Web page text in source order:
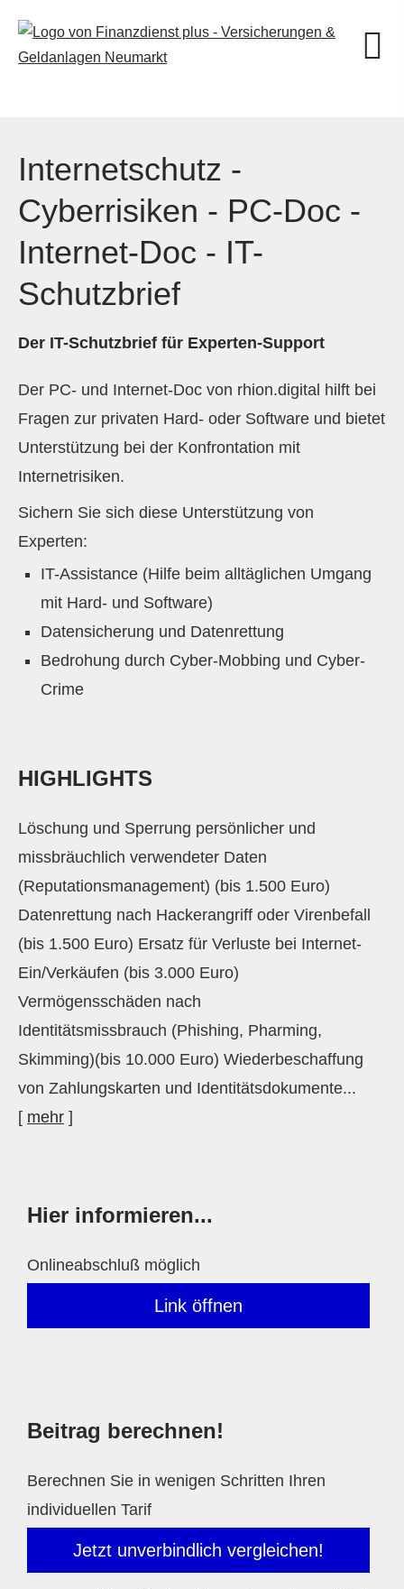
Internetschutz -
Cyberrisiken - PC-Doc -
Internet-Doc - IT-
Schutzbrief
Der IT-Schutzbrief für Experten-Support
Der PC- und Internet-Doc von rhion.digital hilft bei
Fragen zur privaten Hard- oder Software und bietet
Unterstützung bei der Konfrontation mit
Internetrisiken.
Sichern Sie sich diese Unterstützung von
Experten:
IT-Assistance (Hilfe beim alltäglichen Umgang
mit Hard- und Software)
Datensicherung und Datenrettung
Bedrohung durch Cyber-Mobbing und Cyber-
Crime
HIGHLIGHTS
Löschung und Sperrung persönlicher und
missbräuchlich verwendeter Daten
(Reputationsmanagement) (bis 1.500 Euro)
Datenrettung nach Hackerangriff oder Virenbefall
(bis 1.500 Euro) Ersatz für Verluste bei Internet-
Ein/Verkäufen (bis 3.000 Euro)
Vermögensschäden nach
Identitätsmissbrauch (Phishing, Pharming,
Skimming)(bis 10.000 Euro) Wiederbeschaffung
von Zahlungskarten und Identitätsdokumente...
[ mehr ]
Hier informieren...
Onlineabschluß möglich
Link öffnen
Beitrag berechnen!
Berechnen Sie in wenigen Schritten Ihren
individuellen Tarif
Jetzt unverbindlich ver­gleichen!